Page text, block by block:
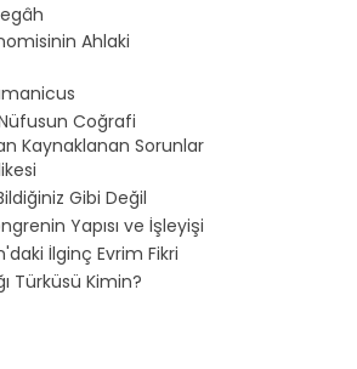
Ahlaki
Coğrafi
Kaynaklanan Sorunlar
Gibi Değil
Yapısı ve İşleyişi
İlginç Evrim Fikri
Türküsü Kimin?